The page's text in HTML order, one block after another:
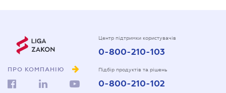
ПРО КОМПАНІЮ
Центр підтримки користувачів
0-800-210-103
Підбір продуктів та рішень
0-800-210-102